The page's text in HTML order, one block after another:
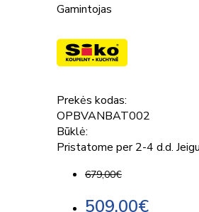
Gamintojas
Prekės kodas:
OPBVANBAT002
Būklė:
Pristatome per 2-4 d.d.
679,00€
509,00€